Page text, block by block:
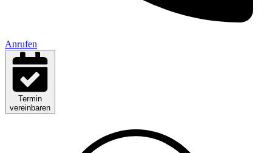
Anrufen
Termin
vereinbaren